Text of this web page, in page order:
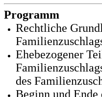
Programm
Rechtliche
Ehebezogener
des
Beginn und Ende